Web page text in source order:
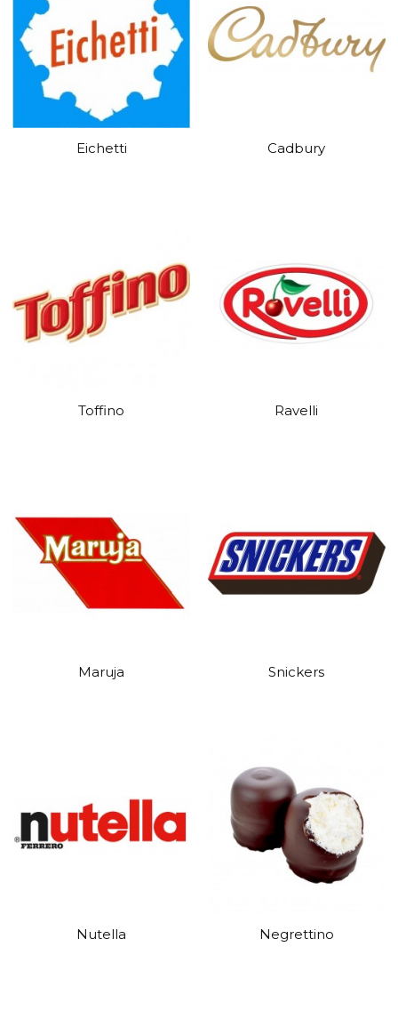
Eichetti Cadbury
Toffino Ravelli
Maruja Snickers
Nutella Negrettino